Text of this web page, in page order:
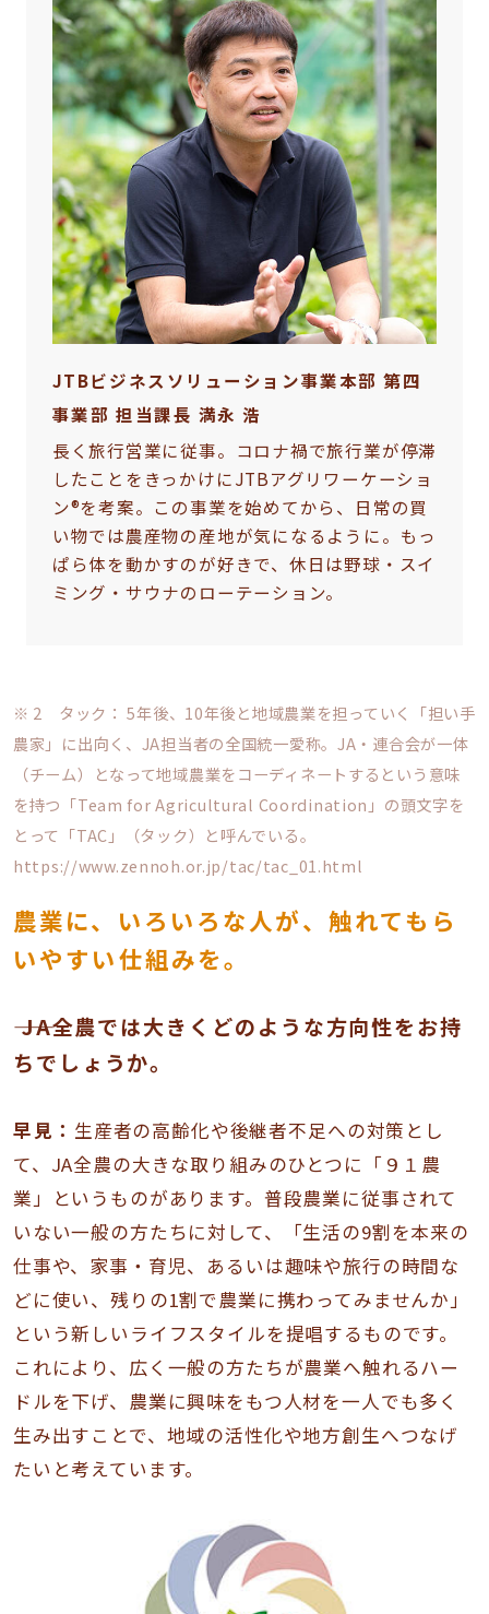
JTBビジネスソリューション事業本部 第四
事業部 担当課長 満永 浩
長く旅行営業に従事。コロナ禍で旅行業が停滞
したことをきっかけにJTBアグリワーケーショ
ン®を考案。この事業を始めてから、日常の買
い物では農産物の産地が気になるように。もっ
ぱら体を動かすのが好きで、休日は野球・スイ
ミング・サウナのローテーション。
※ 2 タック： 5年後、10年後と地域農業を担っていく「担い手
農家」に出向く、JA担当者の全国統一愛称。JA・連合会が一体
（チーム）となって地域農業をコーディネートするという意味
を持つ「Team for Agricultural Coordination」の頭文字を
とって「TAC」（タック）と呼んでいる。
https://www.zennoh.or.jp/tac/tac_01.html
農業に、いろいろな人が、触れてもら
いやすい仕組みを。
―― JA全農では大きくどのような方向性をお持
ちでしょうか。
早見： 生産者の高齢化や後継者不足への対策とし
て、JA全農の大きな取り組みのひとつに「９１農
業」というものがあります。普段農業に従事されて
いない一般の方たちに対して、「生活の9割を本来の
仕事や、家事・育児、あるいは趣味や旅行の時間な
どに使い、残りの1割で農業に携わってみませんか」
という新しいライフスタイルを提唱するものです。
これにより、広く一般の方たちが農業へ触れるハー
ドルを下げ、農業に興味をもつ人材を一人でも多く
生み出すことで、地域の活性化や地方創生へつなげ
たいと考えています。